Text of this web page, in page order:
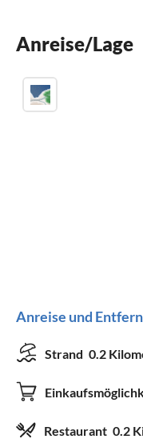
Sauna
Anreise/Lage
Anreise und
Strand 0.2
Restaurant 0.2